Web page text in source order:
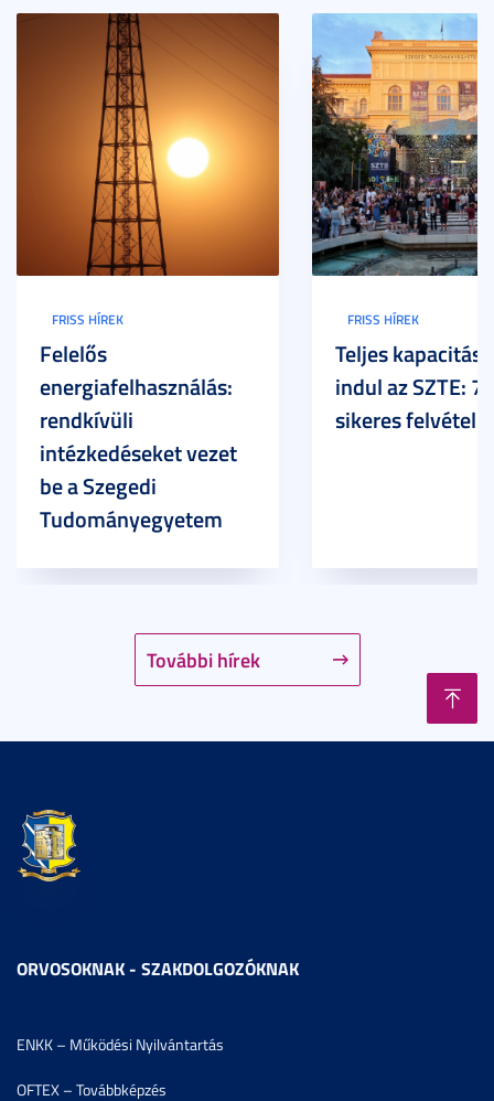
További hírek
FRISS HÍREK
Felelős
energiafelhasználás:
rendkívüli
intézkedéseket vezet
be a Szegedi
Tudományegyetem
FRISS HÍREK
Teljes
indul az SZTE:
sikeres
ORVOSOKNAK - SZAKDOLGOZÓKNAK
ENKK – Működési Nyilvántartás
OFTEX – Továbbképzés